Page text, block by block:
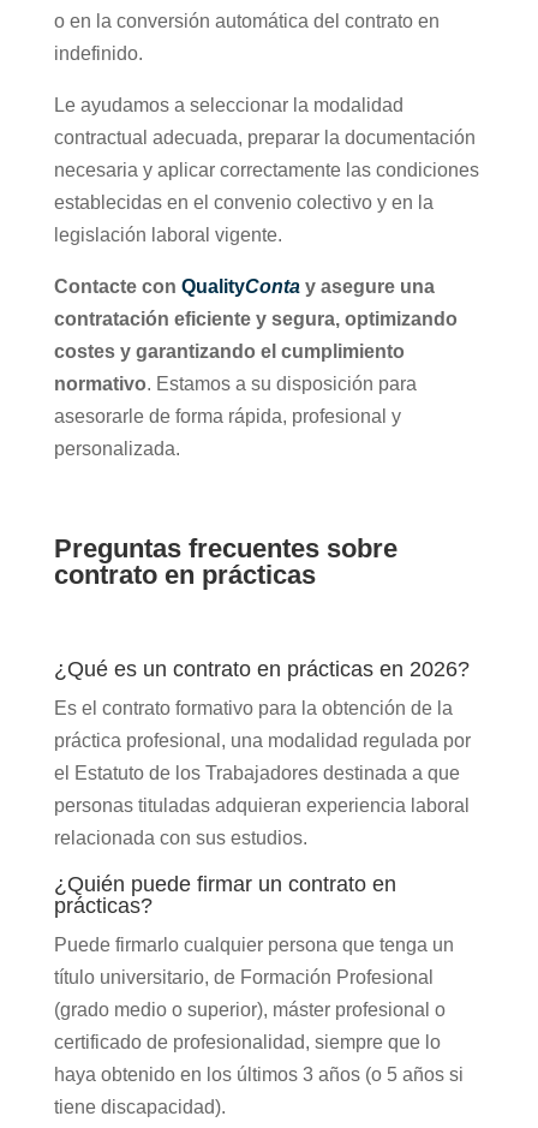
o en la conversión automática del contrato en
indefinido.
Le ayudamos a seleccionar la modalidad
contractual adecuada, preparar la documentación
necesaria y aplicar correctamente las condiciones
establecidas en el convenio colectivo y en la
legislación laboral vigente.
Contacte con QualityContay asegure una
contratación eficiente y segura, optimizando
costes y garantizando el cumplimiento
normativo. Estamos a su disposición para
asesorarle de forma rápida, profesional y
personalizada.
Preguntas frecuentes sobre
contrato en prácticas
¿Qué es un contrato en prácticas en 2026?
Es el contrato formativo para la obtención de la
práctica profesional, una modalidad regulada por
el Estatuto de los Trabajadores destinada a que
personas tituladas adquieran experiencia laboral
relacionada con sus estudios.
¿Quién puede firmar un contrato en
prácticas?
Puede firmarlo cualquier persona que tenga un
título universitario, de Formación Profesional
(grado medio o superior), máster profesional o
certificado de profesionalidad, siempre que lo
haya obtenido en los últimos 3 años (o 5 años si
tiene discapacidad).